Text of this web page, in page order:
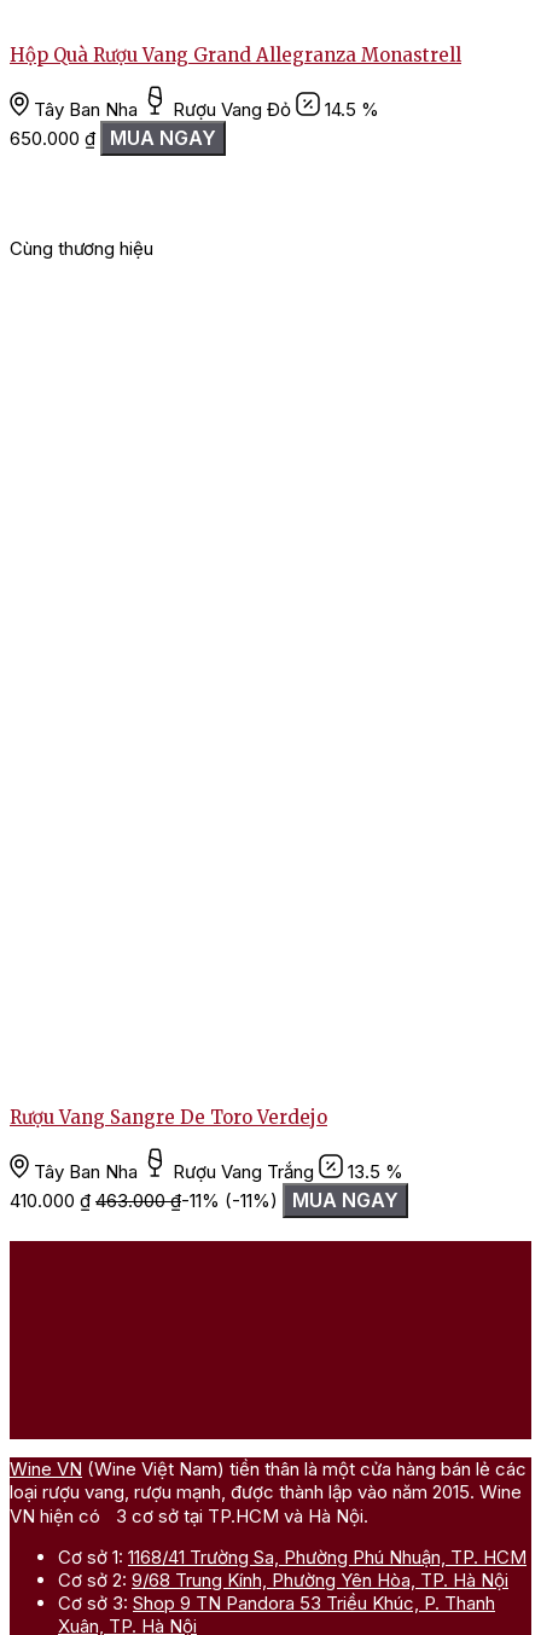
Hộp Quà Rượu Vang Grand Allegranza Monastrell
Tây Ban Nha Rượu Vang Đỏ
14.5 %
650.000 ₫ MUA NGAY
Cùng thương hiệu
Rượu Vang Sangre De Toro Verdejo
Tây Ban Nha Rượu Vang Trắng
13.5 %
410.000 ₫ 463.000₫-11% (-11%) MUA NGAY
Wine VN (Wine Việt Nam) tiền thân là một cửa hàng bán lẻ các
loại rượu vang, rượu mạnh, được thành lập vào năm 2015. Wine
VN hiện có 3 cơ sở tại TP.HCM và Hà Nội.
Cơ sở 1: 1168/41 Trường Sa, Phường Phú Nhuận, TP. HCM
Cơ sở 2: 9/68 Trung Kính, Phường Yên Hòa, TP. Hà Nội
Cơ sở 3: Shop 9 TN Pandora 53 Triều Khúc, P. Thanh
Xuân, TP. Hà Nội